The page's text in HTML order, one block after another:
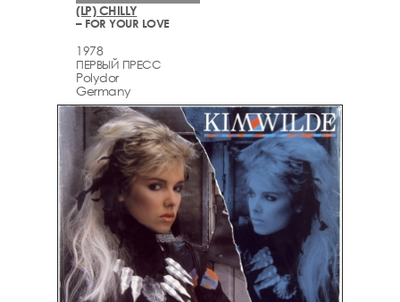
(LP) CHILLY
– FOR YOUR LOVE
1978
ПЕРВЫЙ ПРЕСС
Polydor
Germany